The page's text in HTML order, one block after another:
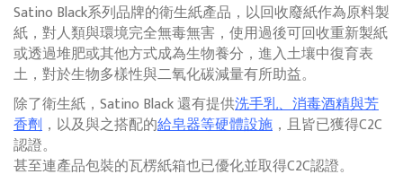
Satino Black系列品牌的衛生紙產品，以回收廢紙作為原料製
紙，對人類與環境完全無毒無害，使用過後可回收重新製紙
或透過堆肥或其他方式成為生物養分，進入土壤中復育表
土，對於生物多樣性與二氧化碳減量有所助益。
除了衛生紙，Satino Black 還有提供洗手乳、消毒酒精與芳
香劑 ，以及與之搭配的給皂器等硬體設施 ，且皆已獲得C2C
認證。
甚至連產品包裝的瓦楞紙箱也已優化並取得C2C認證。